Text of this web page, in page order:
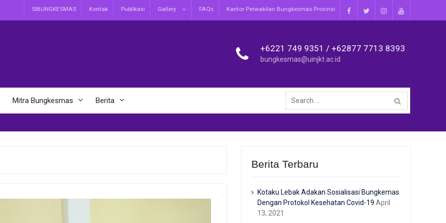
SIBUNGKESMAS Kontak Publikasi Gallery FAQs Kantor Perwakilan Bungkesmas Provinsi
+6221 749 9351 / +62877 7713 8393
bungkesmas@uinjkt.ac.id
Mitra Bungkesmas Berita
Search
for:
Berita Terbaru
Kotaku Lebak Adakan Sosialisasi Bungkemas
Dengan Protokol Kesehatan Covid-19 April
13, 2021